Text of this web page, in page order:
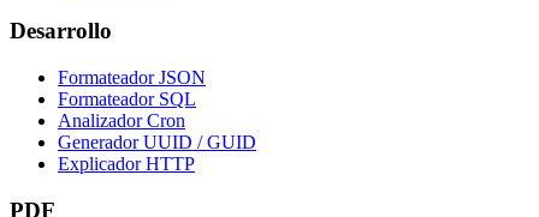
Desarrollo
Formateador JSON
Formateador SQL
Analizador Cron
Generador UUID / GUID
Explicador HTTP
PDF